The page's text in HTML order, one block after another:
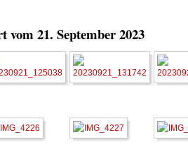
vom 21. September 2023